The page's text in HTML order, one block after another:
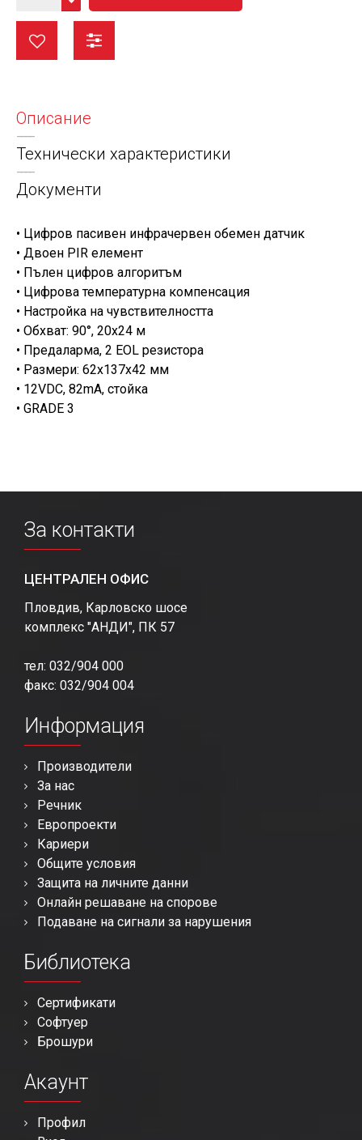
Описание
Технически характеристики
Документи
• Цифров пасивен инфрачервен обемен датчик
• Двоен PIR елемент
• Пълен цифров алгоритъм
• Цифрова температурна компенсация
• Настройка на чувствителността
• Обхват: 90°, 20х24 м
• Предаларма, 2 EOL резистора
• Размери: 62x137x42 мм
• 12VDC, 82mA, стойка
• GRADE 3
За контакти
ЦЕНТРАЛЕН ОФИС
Пловдив, Карловско шосе
комплекс "АНДИ", ПК 57
тел: 032/904 000
факс: 032/904 004
Информация
Производители
За нас
Речник
Европроекти
Кариери
Общите условия
Защита на личните данни
Онлайн решаване на спорове
Подаване на сигнали за нарушения
Библиотека
Сертификати
Софтуер
Брошури
Акаунт
Профил